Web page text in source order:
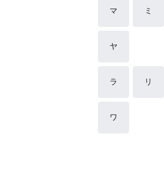
マ ミ
ヤ
ラ リ
ワ